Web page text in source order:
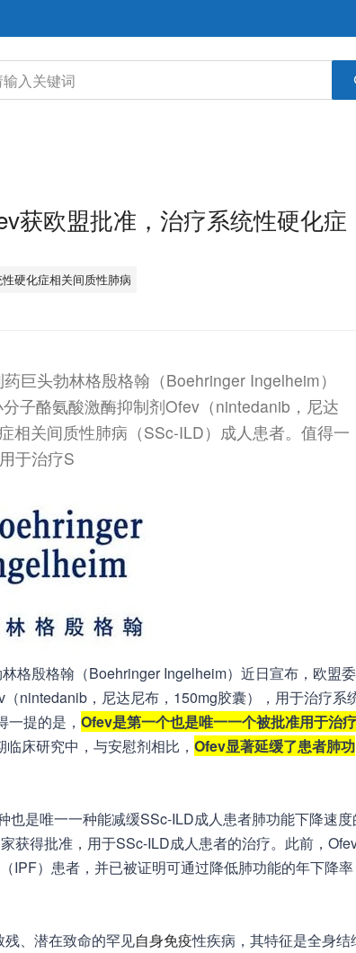
获欧盟批准，治疗系统性硬化症
性硬化症相关间质性肺病
巨头勃林格殷格翰（Boehringer Ingelheim）
子酪氨酸激酶抑制剂Ofev（nintedanib，尼达
相关间质性肺病（SSc-ILD）成人患者。值得一
于治疗S
格殷格翰（Boehringer Ingelheim）近日宣布，欧盟委
nintedanib，尼达尼布，150mg胶囊），用于治疗系
提的是， Ofev是第一个也是唯一一个被批准用于治疗
床研究中，与安慰剂相比， Ofev显著延缓了患者肺功
也是唯一一种能减缓SSc-ILD成人患者肺功能下降速度
获得批准，用于SSc-ILD成人患者的治疗。此前，
IPF）患者，并已被证明可通过降低肺功能的年下降率
残、潜在致命的罕见自身免疫性疾病，其特征是全身结